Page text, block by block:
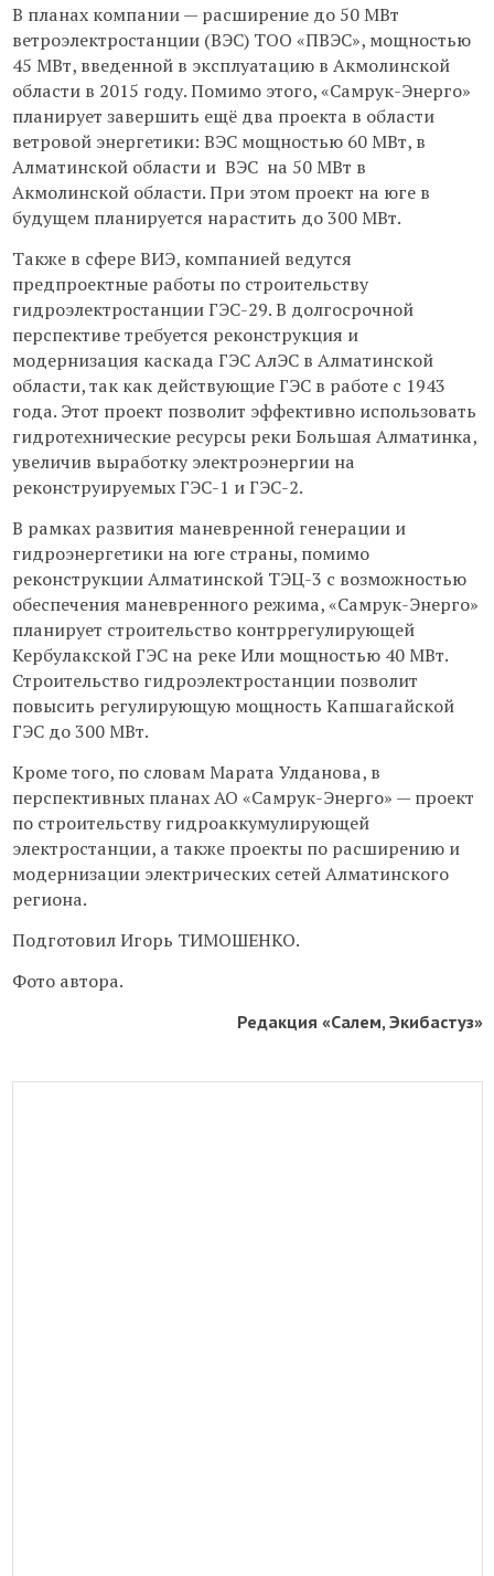
В планах компании — расширение до 50 МВт
ветроэлектростанции (ВЭС) ТОО «ПВЭС», мощностью
45 МВт, введенной в эксплуатацию в Акмолинской
области в 2015 году. Помимо этого, «Самрук-Энерго»
планирует завершить ещё два проекта в области
ветровой энергетики: ВЭС мощностью 60 МВт, в
Алматинской области и ВЭС на 50 МВт в
Акмолинской области. При этом проект на юге в
будущем планируется нарастить до 300 МВт.
Также в сфере ВИЭ, компанией ведутся
предпроектные работы по строительству
гидроэлектростанции ГЭС-29. В долгосрочной
перспективе требуется реконструкция и
модернизация каскада ГЭС АлЭС в Алматинской
области, так как действующие ГЭС в работе с 1943
года. Этот проект позволит эффективно использовать
гидротехнические ресурсы реки Большая Алматинка,
увеличив выработку электроэнергии на
реконструируемых ГЭС-1 и ГЭС-2.
В рамках развития маневренной генерации и
гидроэнергетики на юге страны, помимо
реконструкции Алматинской ТЭЦ-3 с возможностью
обеспечения маневренного режима, «Самрук-Энерго»
планирует строительство контррегулирующей
Кербулакской ГЭС на реке Или мощностью 40 МВт.
Строительство гидроэлектростанции позволит
повысить регулирующую мощность Капшагайской
ГЭС до 300 МВт.
Кроме того, по словам Марата Улданова, в
перспективных планах АО «Самрук-Энерго» — проект
по строительству гидроаккумулирующей
электростанции, а также проекты по расширению и
модернизации электрических сетей Алматинского
региона.
Подготовил Игорь ТИМОШЕНКО.
Фото автора.
Редакция «Салем, Экибастуз»